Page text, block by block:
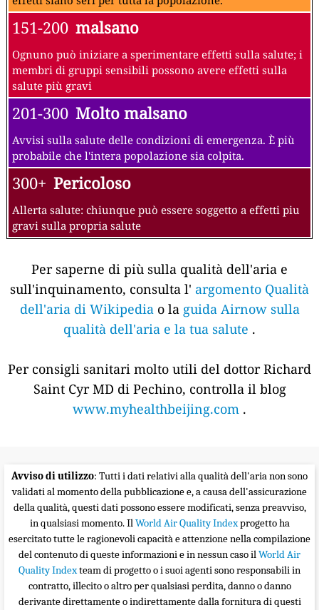
151-200 malsano
Ognuno può iniziare a sperimentare effetti sulla salute; i
membri di gruppi sensibili possono avere effetti sulla
salute più gravi
201-300 Molto malsano
Avvisi sulla salute delle condizioni di emergenza. È più
probabile che l'intera popolazione sia colpita.
300+ Pericoloso
Allerta salute: chiunque può essere soggetto a effetti piu
gravi sulla propria salute
Per saperne di più sulla qualità dell'aria e
sull'inquinamento, consulta l' argomento Qualità
dell'aria di Wikipediao la guida Airnow sulla
qualità dell'aria e la tua salute .
Per consigli sanitari molto utili del dottor Richard
Saint Cyr MD di Pechino, controlla il blog
www.myhealthbeijing.com .
Avviso di utilizzo: Tutti i dati relativi alla qualità dell'aria non sono
validati al momento della pubblicazione e, a causa dell'assicurazione
della qualità, questi dati possono essere modificati, senza preavviso,
in qualsiasi momento. IlWorld Air Quality Indexprogetto ha
esercitato tutte le ragionevoli capacità e attenzione nella compilazione
del contenuto di queste informazioni e in nessun caso ilWorld Air
Quality Indexteam di progetto o i suoi agenti sono responsabili in
contratto, illecito o altro per qualsiasi perdita, danno o danno
derivante direttamente o indirettamente dalla fornitura di questi